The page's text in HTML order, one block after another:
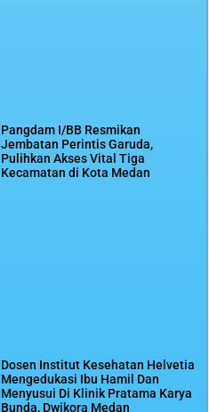
Pangdam I/BB Resmikan
Jembatan Perintis Garuda,
Pulihkan Akses Vital Tiga
Kecamatan di Kota Medan
Dosen Institut Kesehatan Helvetia
Mengedukasi Ibu Hamil Dan
Menyusui Di Klinik Pratama Karya
Bunda, Dwikora Medan